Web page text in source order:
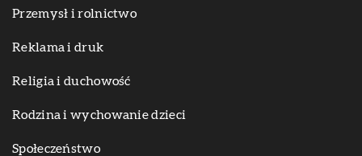
Przemysł i rolnictwo
Reklama i druk
Religia i duchowość
Rodzina i wychowanie dzieci
Społeczeństwo